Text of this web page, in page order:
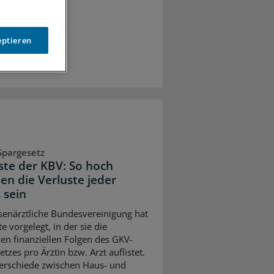
der KBV: So hoch
die Verluste jeder
sein
Bundesvereinigung hat
vorgelegt, in der sie die
finanziellen Folgen des GKV-
pro Ärztin bzw. Arzt auflistet.
zwischen Haus- und